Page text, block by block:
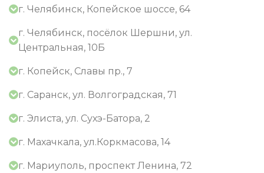
г. Челябинск, Копейское шоссе, 64
г. Челябинск, посёлок Шершни, ул.
Центральная, 10Б
г. Копейск, Славы пр., 7
г. Саранск, ул. Волгоградская, 71
г. Элиста, ул. Сухэ-Батора, 2
г. Махачкала, ул.Коркмасова, 14
г. Мариуполь, проспект Ленина, 72